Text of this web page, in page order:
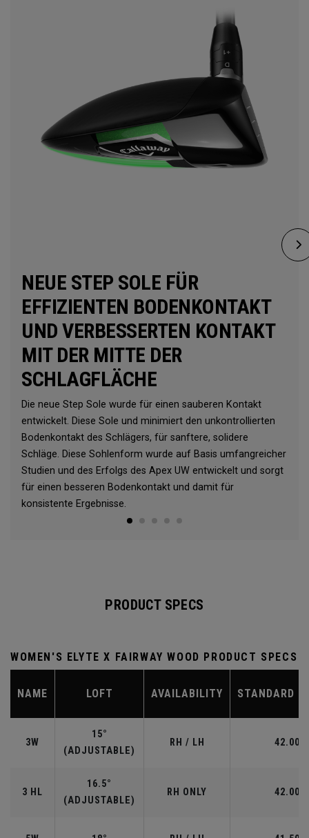
NEUE STEP SOLE FÜR
EFFIZIENTEN BODENKONTAKT
UND VERBESSERTEN KONTAKT
MIT DER MITTE DER
SCHLAGFLÄCHE
Die neue Step Sole wurde für einen sauberen Kontakt
entwickelt. Diese Sole und minimiert den unkontrollierten
Bodenkontakt des Schlägers, für sanftere, solidere
Schläge. Diese Sohlenform wurde auf Basis umfangreicher
Studien und des Erfolgs des Apex UW entwickelt und sorgt
für einen besseren Bodenkontakt und damit für
konsistente Ergebnisse.
PRODUCT SPECS
WOMEN'S ELYTE X FAIRWAY WOOD PRODUCT SPECS
NAME LOFT AVAILABILITY STANDARD
3W
15°
(ADJUSTABLE)
RH / LH 42.00"
3 HL
16.5°
(ADJUSTABLE)
RH ONLY 42.00"